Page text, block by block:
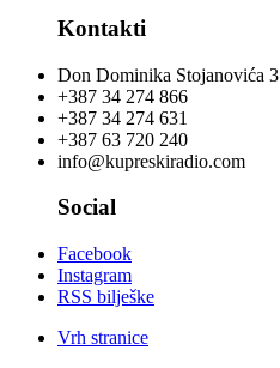
Kontakti
Don Dominika Stojanovića 3
+387 34 274 866
+387 34 274 631
+387 63 720 240
info@kupreskiradio.com
Social
Facebook
Instagram
RSS bilješke
Vrh stranice